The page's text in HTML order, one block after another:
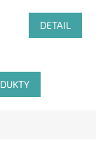
DETAIL